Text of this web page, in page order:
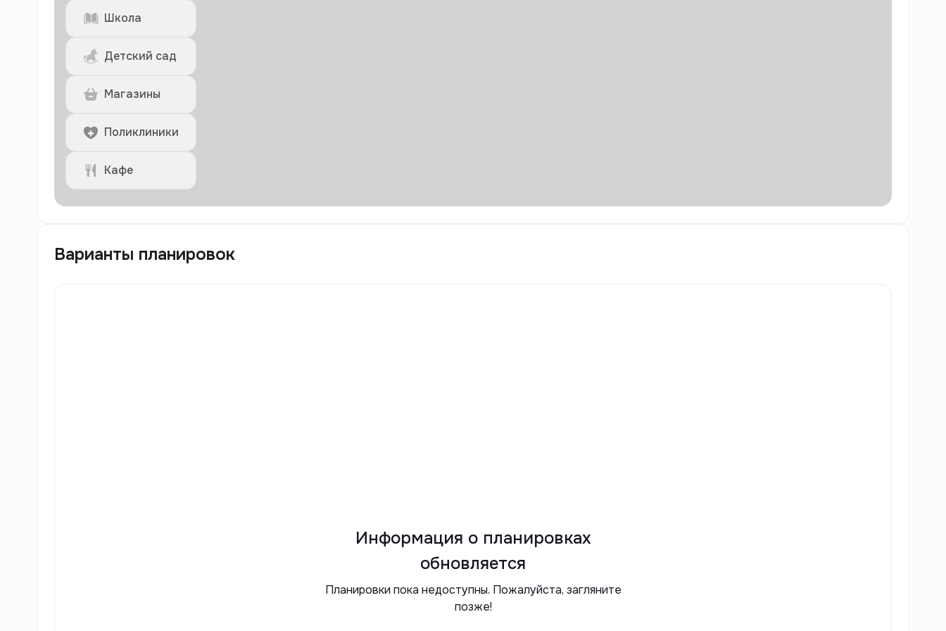
Школа
Детский сад
Магазины
Поликлиники
Кафе
Варианты планировок
Информация о планировках
обновляется
Планировки пока недоступны. Пожалуйста, загляните
позже!